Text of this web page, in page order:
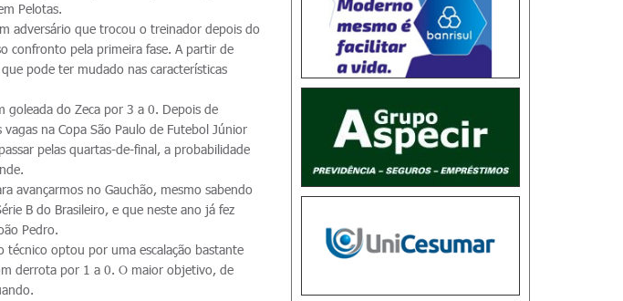
Pelotas.
adversário que trocou o treinador depois do
confronto pela primeira fase. A partir de
pode ter mudado nas características
goleada do Zeca por 3 a 0. Depois de
na Copa São Paulo de Futebol Júnior
pelas quartas-de-final, a probabilidade
avançarmos no Gauchão, mesmo sabendo
B do Brasileiro, e que neste ano já fez
Pedro.
técnico optou por uma escalação bastante
derrota por 1 a 0. O maior objetivo, de